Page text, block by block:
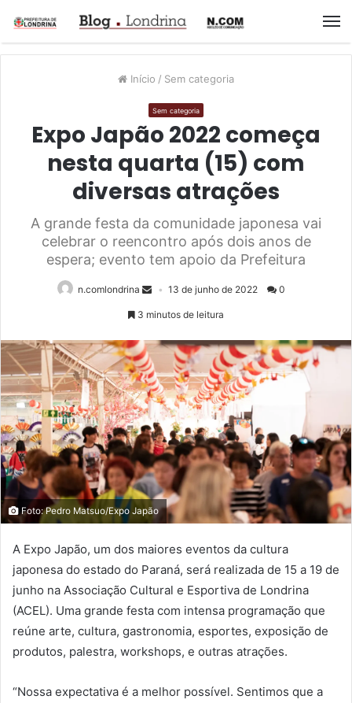
Início / Sem categoria
Sem categoria
Expo Japão 2022 começa
nesta quarta (15) com
diversas atrações
A grande festa da comunidade japonesa vai
celebrar o reencontro após dois anos de
espera; evento tem apoio da Prefeitura
n.comlondrina 13 de junho de 2022 0
3 minutos de leitura
Foto: Pedro Matsuo/Expo Japão
A Expo Japão, um dos maiores eventos da cultura
japonesa do estado do Paraná, será realizada de 15 a 19 de
junho na Associação Cultural e Esportiva de Londrina
(ACEL). Uma grande festa com intensa programação que
reúne arte, cultura, gastronomia, esportes, exposição de
produtos, palestra, workshops, e outras atrações.
“Nossa expectativa é a melhor possível. Sentimos que a